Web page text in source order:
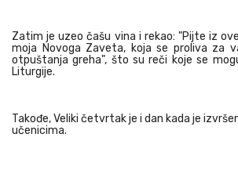
Zatim je uzeo čašu vina i rekao: "Pijte iz
moja Novoga Zaveta, koja se proliva za
otpuštanja greha", što su reči koje se
Liturgije.
Takođe, Veliki četvrtak je i dan kada je
učenicima.